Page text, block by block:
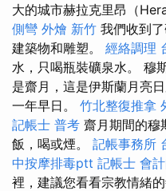
大的城市赫拉克里昂（
側彎 外燴 新竹 我們收到
建築物和雕塑。 經絡調理
水，只喝瓶裝礦泉水。 穆
是齋月，這是伊斯蘭月亮
一年早日。 竹北整復推拿
記帳士 普考 齋月期間的穆
飯，喝或煙。 記帳事務所
中按摩排毒ptt 記帳士 會
裡，建議您看看宗教情緒